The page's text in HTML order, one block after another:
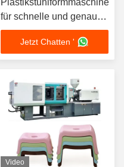
Plastikstuhlformmaschine
für schnelle und genaue
Produktion
Jetzt Chatten '
Video